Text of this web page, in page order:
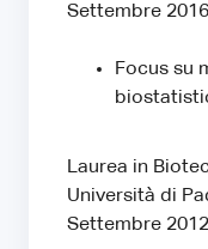
Settembre
Focus su
Laurea in
Università di
Settembre